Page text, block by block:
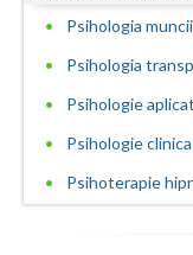
Psihologia
Psihologia
Psihologie
Psihologie clinica
Psihoterapie